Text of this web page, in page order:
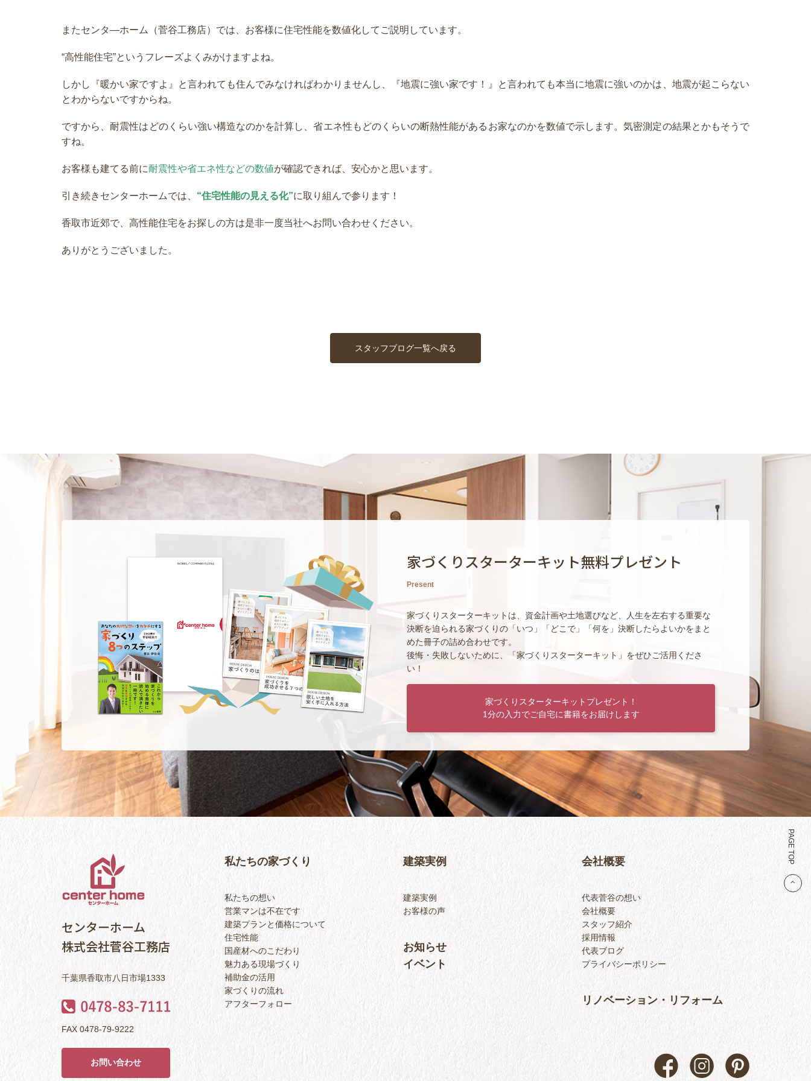
またセンタ―ホーム（菅谷工務店）では、お客様に住宅性能を数値化してご説明しています。
“高性能住宅”というフレーズよくみかけますよね。
しかし『暖かい家ですよ』と言われても住んでみなければわかりませんし、『地震に強い家です！』と言われても本当に地震に強いのかは、地震が起こらない
とわからないですからね。
ですから、耐震性はどのくらい強い構造なのかを計算し、省エネ性もどのくらいの断熱性能があるお家なのかを数値で示します。気密測定の結果とかもそうで
すね。
お客様も建てる前に耐震性や省エネ性などの数値が確認できれば、安心かと思います。
引き続きセンターホームでは、 “住宅性能の見える化”に取り組んで参ります！
香取市近郊で、高性能住宅をお探しの方は是非一度当社へお問い合わせください。
ありがとうございました。
スタッフブログ一覧へ戻る
家づくりスターターキット無料プレゼント
Present
家づくりスターターキットは、資金計画や土地選びなど、人生を左右する重要な
決断を迫られる家づくりの「いつ」「どこで」「何を」決断したらよいかをまと
めた冊子の詰め合わせです。
後悔・失敗しないために、「家づくりスターターキット」をぜひご活用くださ
い！
家づくりスターターキットプレゼント！
1分の入力でご自宅に書籍をお届けします
PAGE TOP
センターホーム
株式会社菅谷工務店
千葉県香取市八日市場1333
FAX 0478-79-9222
お問い合わせ
私たちの家づくり
私たちの想い
営業マンは不在です
建築プランと価格について
住宅性能
国産材へのこだわり
魅力ある現場づくり
補助金の活用
家づくりの流れ
アフターフォロー
建築実例
建築実例
お客様の声
お知らせ
イベント
会社概要
代表菅谷の想い
会社概要
スタッフ紹介
採用情報
代表ブログ
プライバシーポリシー
リノベーション・リフォーム